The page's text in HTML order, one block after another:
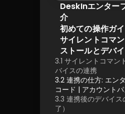
DeskInエンター
介
初めての操作ガ
サイレントコマ
ストールとデバ
3.1 サイレントコマン
バイスの連携
3.2 連携の仕方: エン
コード | アカウント
3.3 連携後のデバイ
了）